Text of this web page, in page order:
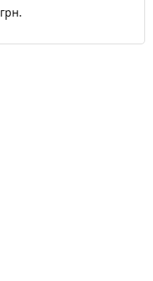
грн.